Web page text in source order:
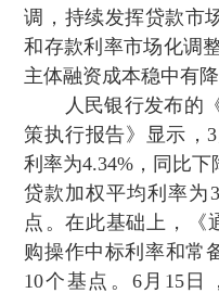
调 ，持续发挥贷款
和存款利率市场化调
主体融资成本稳中有降
人民银行发布的《
策执行报告》显示
利率为4.34% ，同比下
贷款加权平均利率为
点 。在此基础上 ，
购操作中标利率和常
10个基点。6月15